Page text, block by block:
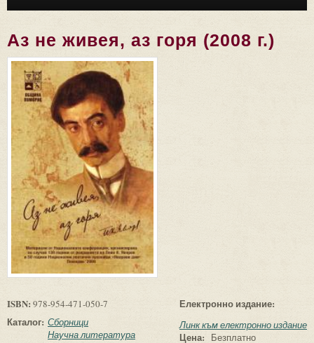
Аз не живея, аз горя (2008 г.)
ISBN: 978-954-471-050-7
Каталог: Сборници
Научна литература
Електронно издание:
Линк към електронно издание
Цена: Безплатно